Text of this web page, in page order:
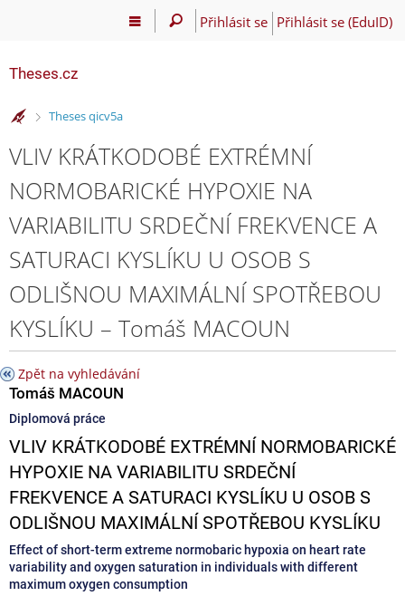
Přihlásit se Přihlásit se (EduID)
Theses.cz
>
Theses qicv5a
VLIV KRÁTKODOBÉ EXTRÉMNÍ
NORMOBARICKÉ HYPOXIE NA
VARIABILITU SRDEČNÍ FREKVENCE A
SATURACI KYSLÍKU U OSOB S
ODLIŠNOU MAXIMÁLNÍ SPOTŘEBOU
KYSLÍKU – Tomáš MACOUN
Zpět na vyhledávání
Tomáš MACOUN
Diplomová práce
VLIV KRÁTKODOBÉ EXTRÉMNÍ NORMOBARICKÉ
HYPOXIE NA VARIABILITU SRDEČNÍ
FREKVENCE A SATURACI KYSLÍKU U OSOB S
ODLIŠNOU MAXIMÁLNÍ SPOTŘEBOU KYSLÍKU
Effect of short-term extreme normobaric hypoxia on heart rate
variability and oxygen saturation in individuals with different
maximum oxygen consumption